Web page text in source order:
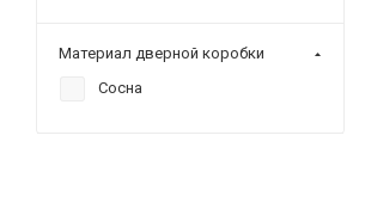
Материал дверной коробки
Сосна